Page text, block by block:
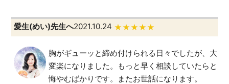
愛生(めい)先生へ2021.10.24 ★★★★★
胸がギューッと締め付けられる日々でしたが、大
変楽になりました。もっと早く相談していたらと
悔やむばかりです。またお世話になります。